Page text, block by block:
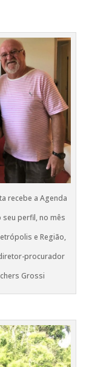
recebe a Agenda
seu perfil, no mês
e Região,
procurador
Grossi